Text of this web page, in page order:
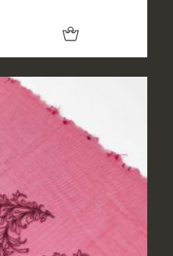
Добавить в корзину